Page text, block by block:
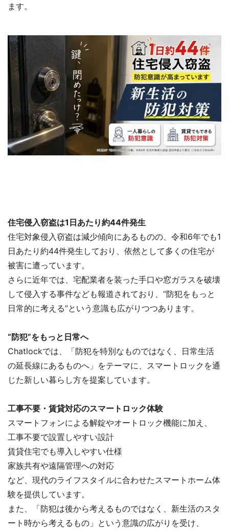
ます。
住宅侵入窃盗は1日あたり約44件発生
住宅対象侵入窃盗は減少傾向にあるものの、令和6年でも1
日あたり約44件発生しており、依然として多くの住宅が
被害に遭っています。
さらに近年では、宅配業者を装った手口や窓ガラスを破壊
して侵入する事件なども報道されており、“防犯をもっと
日常的に考える”という意識も広がりつつあります。
“防犯”をもっと日常へ
Chatlockでは、「防犯を特別なものではなく、日常生活
の延長線にあるものへ」をテーマに、スマートロックを通
じた新しい暮らし方を提案しています。
工事不要・賃貸対応のスマートロック体験
スマートフォンによる解錠やオートロック機能に加え、
工事不要で設置しやすい設計
賃貸住宅でも導入しやすい仕様
家族共有や遠隔管理への対応
など、現代のライフスタイルに合わせたスマートホーム体
験を提供しています。
また、「防犯は後から考えるものではなく、新生活のスタ
ート時から考えるもの」という意識の広がりを受け、